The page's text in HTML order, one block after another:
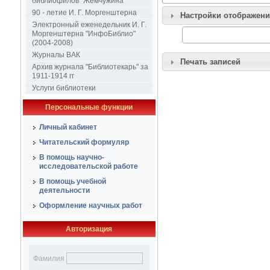
90 - летие И. Г. Моргенштерна
Электронный еженедельник И. Г.
Моргенштерна "ИнфоБиблио"
(2004-2008)
Журналы ВАК
Архив журнала "Библиотекарь" за
1911-1914 гг
Услуги библиотеки
Персональные функции
Личный кабинет
Читательский формуляр
В помощь научно-
исследовательской работе
В помощь учебной
деятельности
Оформление научных работ
Авторизация
Фамилия
Настройки
Печать записей